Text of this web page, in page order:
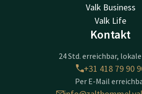
Valk Business
Valk Life
Kontakt
24 Std. erreichbar,
+31 418 79 90
Per E-Mail